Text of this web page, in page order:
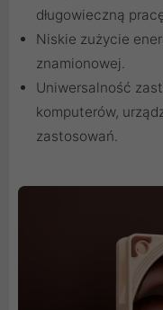
długowieczną
Niskie zużycie
znamionowej.
Uniwersalność
komputerów,
zastosowań.